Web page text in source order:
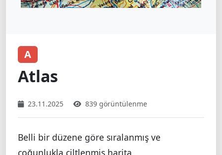
A
Atlas
23.11.2025 839 görüntülenme
Belli bir düzene göre sıralanmış ve
çoğunlukla ciltlenmiş harita